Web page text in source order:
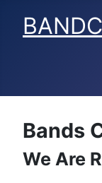
Bands
We Are